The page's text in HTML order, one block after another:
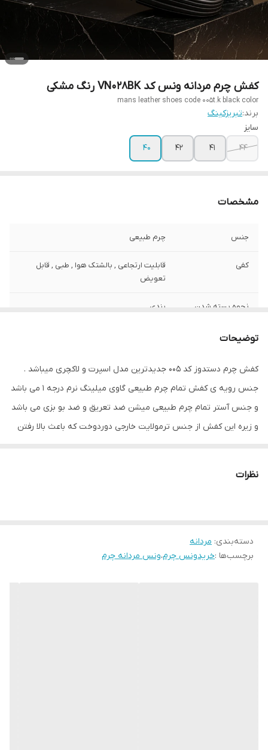
کفش چرم مردانه ونس کد VN028BK رنگ مشکی
mans leather shoes code 005t.k black color
برند:تبریزکینگ
سایز
44
41
42
40
مشخصات
جنس چرم طبیعی
کفی
قابلیت ارتجاعی , بالشتک هوا , طبی , قابل
تعویض
نحوه بسته شدن
بندی
جزئیات
ظاهری شیک و بروز با استایل اسپرت و لاکچری
مناسب تیپ های اسپرت و نیمه رسمی روزمره
نگهداری واکس و براق کننده ترجیحا خارجی
توضیحات
کفش چرم دستدوز کد 005 جدیدترین مدل اسپرت و لاکچری میباشد .
جنس رویه ی کفش تمام چرم طبیعی گاوی میلینگ نرم درجه 1 می باشد
و جنس آستر تمام چرم طبیعی میشن ضد تعریق و ضد بو بزی می باشد
و زیره این کفش از جنس ترمولایت خارجی دوردوخت که باعث بالا رفتن
نظرات
دسته‌بندی: مردانه
برچسب‌ها :خریدونس چرم،ونس مردانه چرم